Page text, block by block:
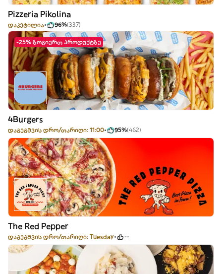
Pizzeria Pikolina
დაკეტილია 96%(337)
-25% ზოგიერთ პროდუქტზე
4Burgers
დაგეგმვის დრო/თარიღი: 11:00 95%(462)
The Red Pepper
დაგეგმვის დრო/თარიღი: Tuesday --